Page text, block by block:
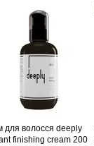
для волосся deeply
finishing cream 200